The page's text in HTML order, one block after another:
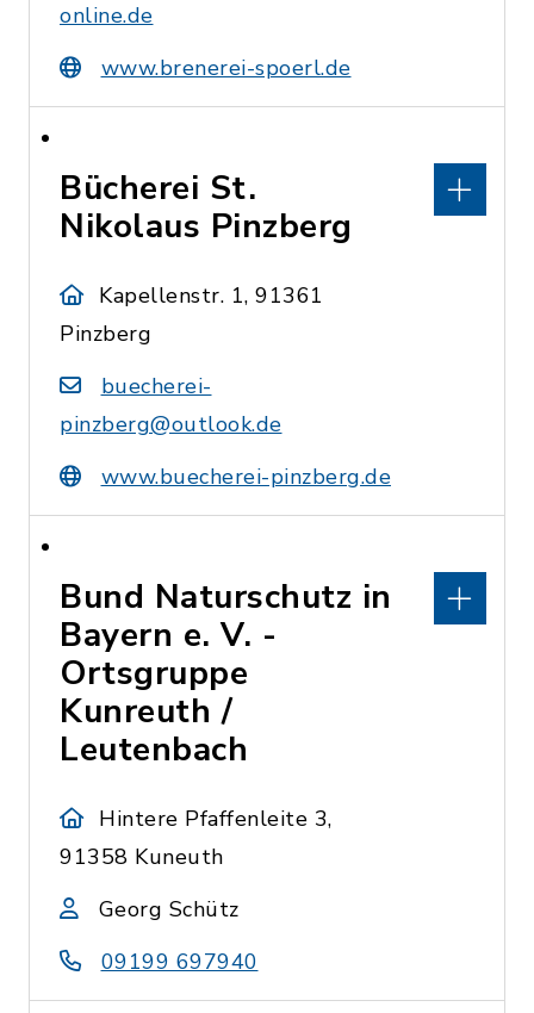
online.de
www.brenerei-spoerl.de
Bücherei St.
Nikolaus Pinzberg
Kapellenstr. 1, 91361
Pinzberg
buecherei-
pinzberg@outlook.de
www.buecherei-pinzberg.de
Bund Naturschutz in
Bayern e. V. -
Ortsgruppe
Kunreuth /
Leutenbach
Hintere Pfaffenleite 3,
91358 Kuneuth
Georg Schütz
09199 697940